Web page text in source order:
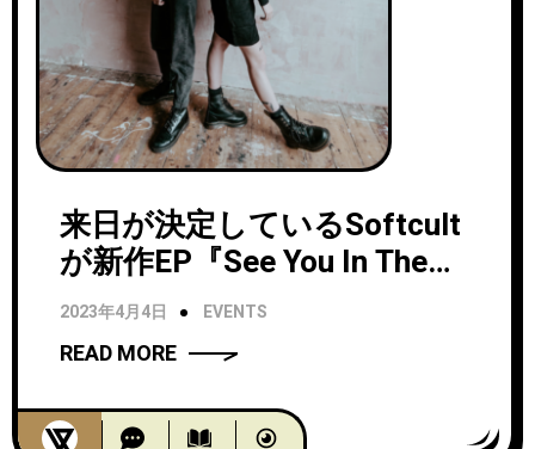
来日が決定しているSoftcult
が新作EP『See You In The
Dark』より「Spoiled」のビ
デオを公開！
2023年4月4日 EVENTS
READ MORE